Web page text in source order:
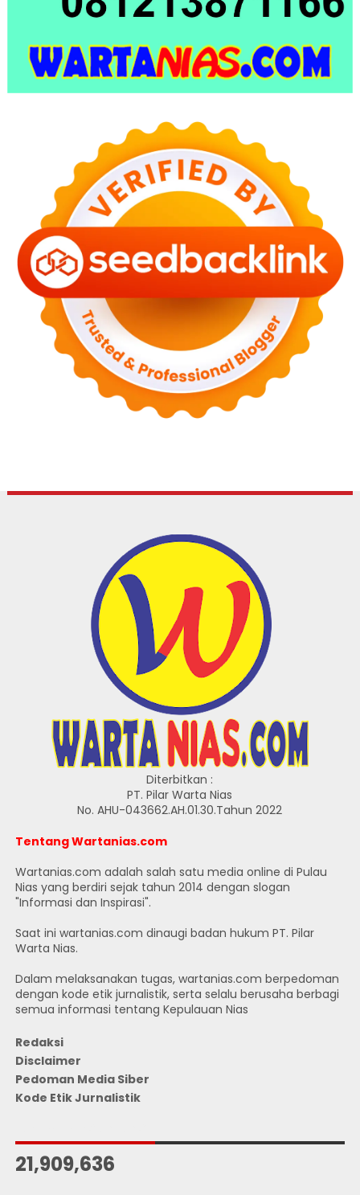
Diterbitkan :
PT. Pilar Warta Nias
No. AHU-043662.AH.01.30.Tahun 2022
Tentang Wartanias.com
Wartanias.com adalah salah satu media online di Pulau
Nias yang berdiri sejak tahun 2014 dengan slogan
"Informasi dan Inspirasi".
Saat ini wartanias.com dinaugi badan hukum PT. Pilar
Warta Nias.
Dalam melaksanakan tugas, wartanias.com berpedoman
dengan kode etik jurnalistik, serta selalu berusaha berbagi
semua informasi tentang Kepulauan Nias
Redaksi
Disclaimer
Pedoman Media Siber
Kode Etik Jurnalistik
21,909,636